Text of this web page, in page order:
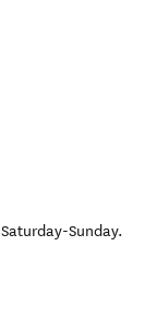
Sunday.